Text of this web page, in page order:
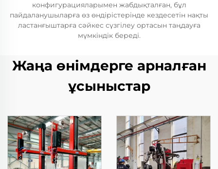
конфигурацияларымен жабдықталған, бұл
пайдаланушыларға өз өндірістерінде кездесетін нақты
ластанғыштарға сәйкес сүзгілеу ортасын таңдауға
мүмкіндік береді.
Жаңа өнімдерге арналған
ұсыныстар